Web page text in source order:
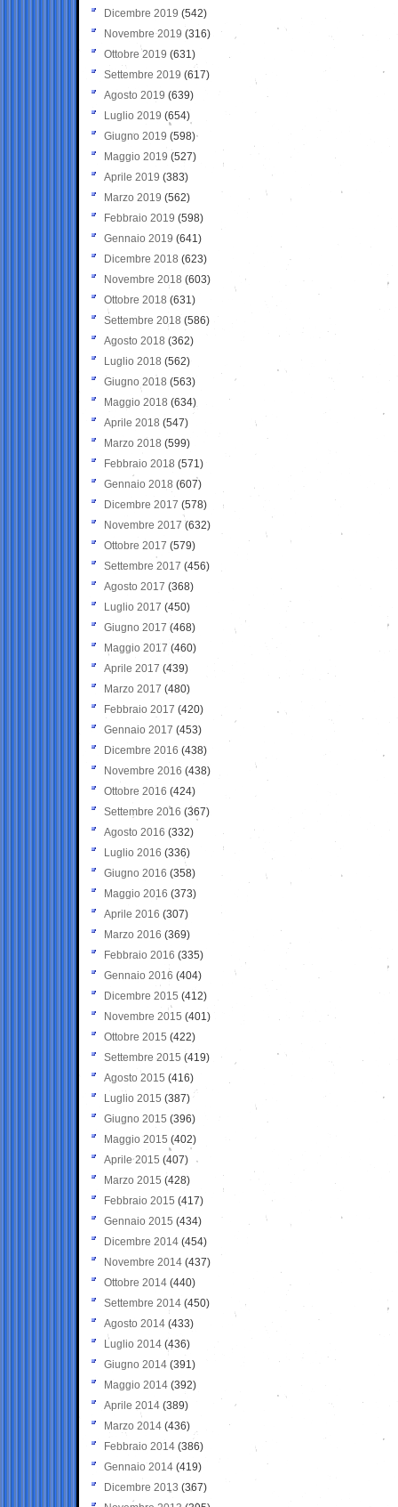
Dicembre 2019 (542)
Novembre 2019 (316)
Ottobre 2019 (631)
Settembre 2019 (617)
Agosto 2019 (639)
Luglio 2019 (654)
Giugno 2019 (598)
Maggio 2019 (527)
Aprile 2019 (383)
Marzo 2019 (562)
Febbraio 2019 (598)
Gennaio 2019 (641)
Dicembre 2018 (623)
Novembre 2018 (603)
Ottobre 2018 (631)
Settembre 2018 (586)
Agosto 2018 (362)
Luglio 2018 (562)
Giugno 2018 (563)
Maggio 2018 (634)
Aprile 2018 (547)
Marzo 2018 (599)
Febbraio 2018 (571)
Gennaio 2018 (607)
Dicembre 2017 (578)
Novembre 2017 (632)
Ottobre 2017 (579)
Settembre 2017 (456)
Agosto 2017 (368)
Luglio 2017 (450)
Giugno 2017 (468)
Maggio 2017 (460)
Aprile 2017 (439)
Marzo 2017 (480)
Febbraio 2017 (420)
Gennaio 2017 (453)
Dicembre 2016 (438)
Novembre 2016 (438)
Ottobre 2016 (424)
Settembre 2016 (367)
Agosto 2016 (332)
Luglio 2016 (336)
Giugno 2016 (358)
Maggio 2016 (373)
Aprile 2016 (307)
Marzo 2016 (369)
Febbraio 2016 (335)
Gennaio 2016 (404)
Dicembre 2015 (412)
Novembre 2015 (401)
Ottobre 2015 (422)
Settembre 2015 (419)
Agosto 2015 (416)
Luglio 2015 (387)
Giugno 2015 (396)
Maggio 2015 (402)
Aprile 2015 (407)
Marzo 2015 (428)
Febbraio 2015 (417)
Gennaio 2015 (434)
Dicembre 2014 (454)
Novembre 2014 (437)
Ottobre 2014 (440)
Settembre 2014 (450)
Agosto 2014 (433)
Luglio 2014 (436)
Giugno 2014 (391)
Maggio 2014 (392)
Aprile 2014 (389)
Marzo 2014 (436)
Febbraio 2014 (386)
Gennaio 2014 (419)
Dicembre 2013 (367)